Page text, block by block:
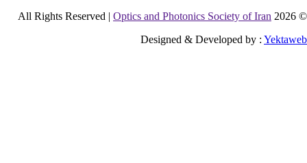
©
Optics and Photonics Society of Iran
Designed & Developed by :